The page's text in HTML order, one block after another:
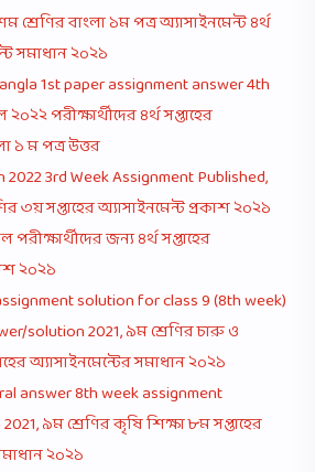
শ্রেণির বাংলা ১ম পত্র অ্যাসাইনমেন্ট ৪র্থ
সমাধান ২০২১
1st paper assignment answer 4th
পরীক্ষার্থীদের ৪র্থ সপ্তাহের
১ ম পত্র উত্তর
2022 3rd Week Assignment Published,
৩য় সপ্তাহের অ্যাসাইনমেন্ট প্রকাশ ২০২১
পরীক্ষার্থীদের জন্য ৪র্থ সপ্তাহের
২০২১
solution for class 9 (8th week)
solution 2021, ৯ম শ্রেণির চারু ও
অ্যাসাইনমেন্টের সমাধান ২০২১
answer 8th week assignment
৯ম শ্রেণির কৃষি শিক্ষা ৮ম সপ্তাহের
২০২১